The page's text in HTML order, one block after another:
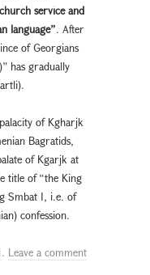
service and
language”. After
of Georgians
has gradually
of Kgharjk
Bagratids,
of Kgarjk at
title of “the King
Smbat I, i.e. of
confession.
. Leave a comment